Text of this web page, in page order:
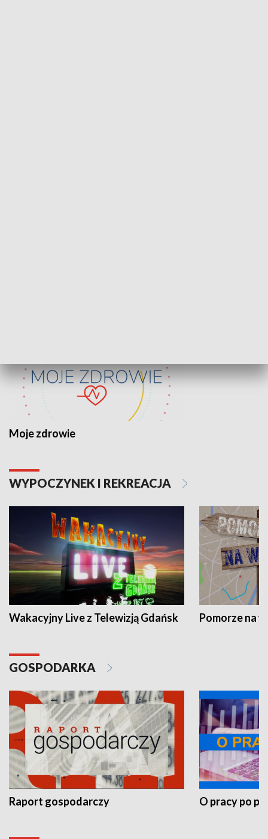
Moje zdrowie
WYPOCZYNEK I REKREACJA
Wakacyjny Live z Telewizją Gdańsk Pomorze na
GOSPODARKA
Raport gospodarczy O pracy po